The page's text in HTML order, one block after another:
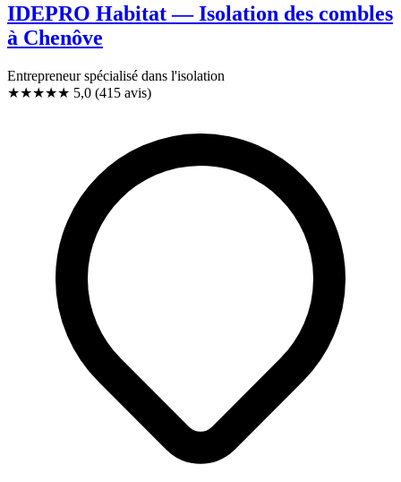
IDEPRO Habitat — Isolation des combles
à Chenôve
Entrepreneur spécialisé dans l'isolation
★★★★★ 5,0 (415 avis)